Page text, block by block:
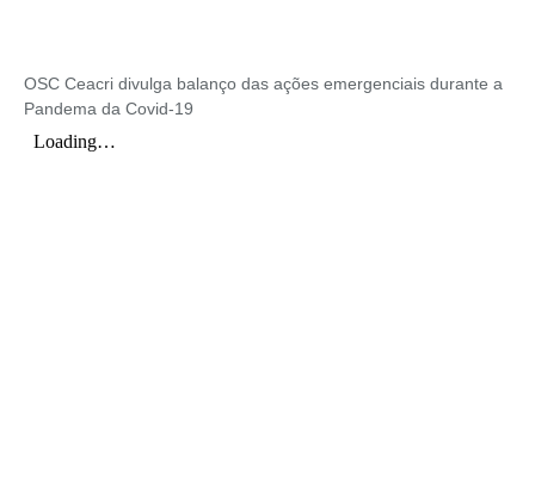
OSC Ceacri divulga balanço das ações emergenciais durante a
Pandema da Covid-19